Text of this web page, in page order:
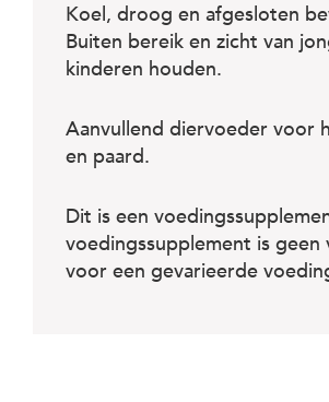
Koel, droog en afgesloten
Buiten bereik en zicht van
kinderen houden.
Aanvullend diervoeder voor
en paard.
Dit is een
voedingssupplement is geen
voor een gevarieerde